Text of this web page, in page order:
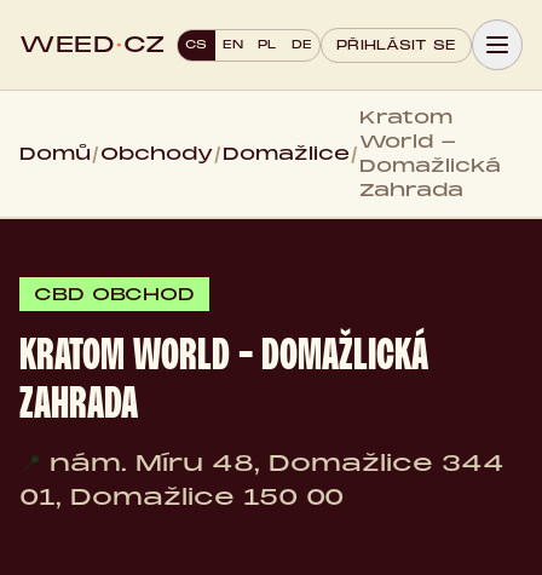
WEED·CZ CS EN PL DE PŘIHLÁSIT SE
Domů/Obchody/Domažlice/
Kratom
World -
Domažlická
Zahrada
CBD OBCHOD
KRATOM WORLD - DOMAŽLICKÁ
ZAHRADA
📍 nám. Míru 48, Domažlice 344
01, Domažlice 150 00